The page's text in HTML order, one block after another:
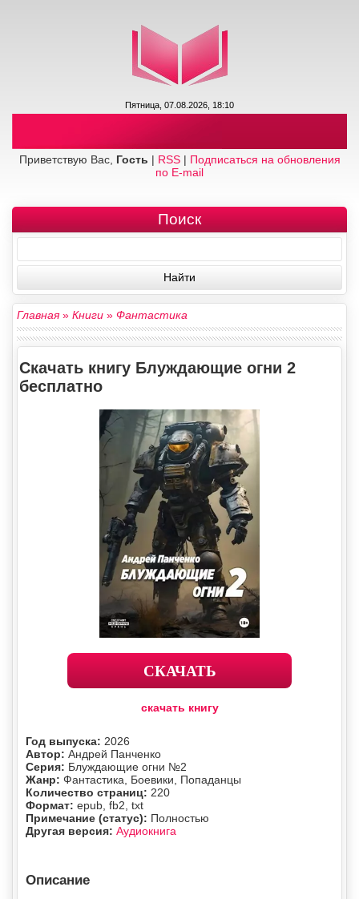
Пятница, 07.08.2026, 18:10
Приветствую Вас, Гость | RSS| Подписаться на обновления
по E-mail
Поиск
Главная» Книги » Фантастика
Скачать книгу Блуждающие огни 2
бесплатно
СКАЧАТЬ
скачать книгу
Год выпуска: 2026
Автор: Андрей Панченко
Серия: Блуждающие огни №2
Жанр: Фантастика, Боевики, Попаданцы
Количество страниц: 220
Формат: epub, fb2, txt
Примечание (статус): Полностью
Другая версия: Аудиокнига
Описание